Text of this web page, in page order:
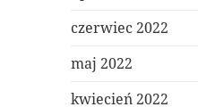
czerwiec 2022
maj 2022
kwiecień 2022